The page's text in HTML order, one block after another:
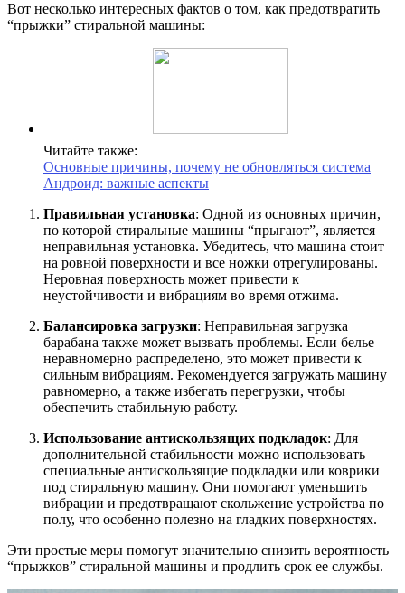
Вот несколько интересных фактов о том, как предотвратить
“прыжки” стиральной машины:
Читайте также:
Основные причины, почему не обновляться система
Андроид: важные аспекты
Правильная установка: Одной из основных причин,
по которой стиральные машины “прыгают”, является
неправильная установка. Убедитесь, что машина стоит
на ровной поверхности и все ножки отрегулированы.
Неровная поверхность может привести к
неустойчивости и вибрациям во время отжима.
Балансировка загрузки: Неправильная загрузка
барабана также может вызвать проблемы. Если белье
неравномерно распределено, это может привести к
сильным вибрациям. Рекомендуется загружать машину
равномерно, а также избегать перегрузки, чтобы
обеспечить стабильную работу.
Использование антискользящих подкладок: Для
дополнительной стабильности можно использовать
специальные антискользящие подкладки или коврики
под стиральную машину. Они помогают уменьшить
вибрации и предотвращают скольжение устройства по
полу, что особенно полезно на гладких поверхностях.
Эти простые меры помогут значительно снизить вероятность
“прыжков” стиральной машины и продлить срок ее службы.